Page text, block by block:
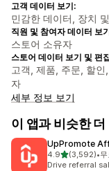
고객 데이터 보기:
민감한 데이터, 장치
직원 및 참여자 데이터 보
스토어 소유자
스토어 데이터 보기 및 편
고객, 제품, 주문, 할
자
세부 정보 보기
이 앱과 비슷한 더
UpPromote
4.9별 5개 중
(3,592)
총 리뷰 3592개
•무
Drive referral